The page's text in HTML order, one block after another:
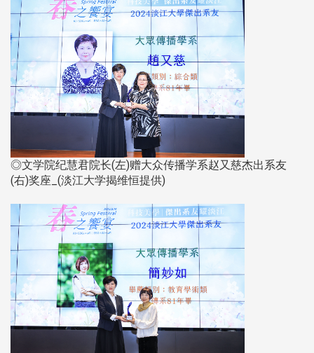
◎文学院纪慧君院长(左)赠大众传播学系赵又慈杰出系友
(右)奖座_(淡江大学揭维恒提供)